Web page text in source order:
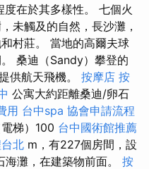
在於其多樣性。 七個火
未觸及的自然，長沙灘，
村莊。 當地的高爾夫球
桑迪（Sandy）攀登的
供航天飛機。 按摩店 按
公寓大約距離桑迪/卵石
用 台中spa 協會申請流程
梯）100 台中國術館推薦
北 m，有227個房間，設
灘，在建築物前面。 按